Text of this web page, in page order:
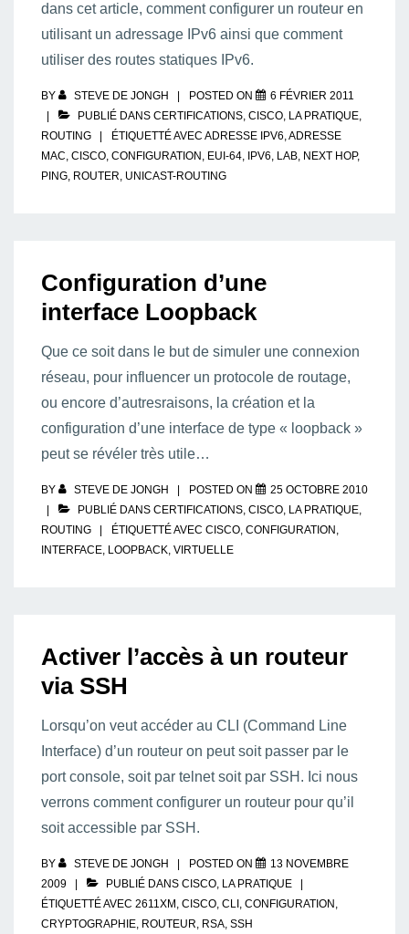
dans cet article, comment configurer un routeur en
utilisant un adressage IPv6 ainsi que comment
utiliser des routes statiques IPv6.
BY STEVE DE JONGH POSTED ON
6 FÉVRIER 2011
PUBLIÉ DANS CERTIFICATIONS, CISCO, LA PRATIQUE,
ROUTING
ÉTIQUETTÉ AVEC ADRESSE IPV6,ADRESSE
MAC, CISCO, CONFIGURATION , EUI-64, IPV6, LAB, NEXT HOP,
PING, ROUTER, UNICAST-ROUTING
Configuration d’une
interface Loopback
Que ce soit dans le but de simuler une connexion
réseau, pour influencer un protocole de routage,
ou encore d’autresraisons, la création et la
configuration d’une interface de type « loopback »
peut se révéler très utile…
BY STEVE DE JONGH POSTED ON
25 OCTOBRE 2010
PUBLIÉ DANS CERTIFICATIONS, CISCO, LA PRATIQUE,
ROUTING
ÉTIQUETTÉ AVEC CISCO, CONFIGURATION ,
INTERFACE, LOOPBACK, VIRTUELLE
Activer l’accès à un routeur
via SSH
Lorsqu’on veut accéder au CLI (Command Line
Interface) d’un routeur on peut soit passer par le
port console, soit par telnet soit par SSH. Ici nous
verrons comment configurer un routeur pour qu’il
soit accessible par SSH.
BY STEVE DE JONGH POSTED ON
13 NOVEMBRE
2009
PUBLIÉ DANS CISCO, LA PRATIQUE
ÉTIQUETTÉ AVEC 2611XM , CISCO, CLI , CONFIGURATION ,
CRYPTOGRAPHIE, ROUTEUR, RSA, SSH